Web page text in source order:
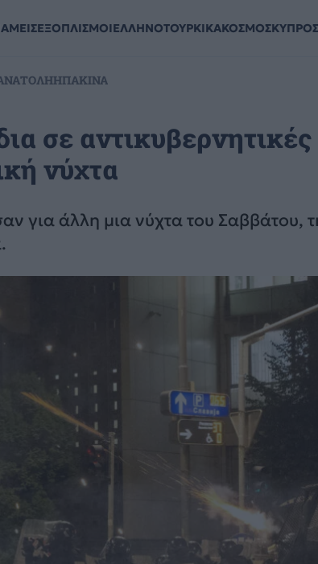
ΕΞΟΠΛΙΣΜΟΙΕΛΛΗΝΟΤΟΥΡΚΙΚΑΚΟΣΜΟΣΚΥΠΡΟΣ
ΗΠΑΚΙΝΑ
σε
νύχτα
για άλλη μια νύχτα του Σαββάτου,